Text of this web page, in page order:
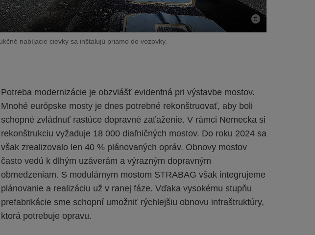
nabíjacie cievky sa inštalujú priamo do vozovky.
Potreba modernizácie je obzvlášť evidentná pri výstavbe mostov.
Mnohé európske mosty je dnes potrebné rekonštruovať, aby boli
schopné zvládnuť rastúce dopravné zaťaženie. V rámci Nemecka si
rekonštrukciu vyžaduje 18 000 diaľničných mostov. Do roku 2024 sa
však zrealizovalo len 40 % plánovaných opráv. Obnovy mostov
často vedú k dlhým uzáverám a výrazným dopravným
obmedzeniam. S modulárnym mostom STRABAG však integrujeme
plánovanie a realizáciu už v ranej fáze. Vďaka vysokému stupňu
prefabrikácie sme schopní umožniť rýchlejšiu obnovu infraštruktúry,
ktorá potrebuje opravu.